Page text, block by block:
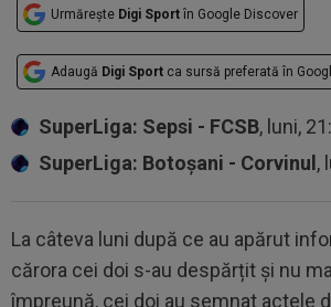
Urmărește Digi Sport în Google Discover
Adaugă Digi Sport ca sursă preferată în
SuperLiga: Sepsi - FCSB, luni,
SuperLiga: Botoșani - Corvinul,
La câteva luni după ce au apărut
cărora cei doi s-au despărțit și nu
împreună, cei doi au semnat actele